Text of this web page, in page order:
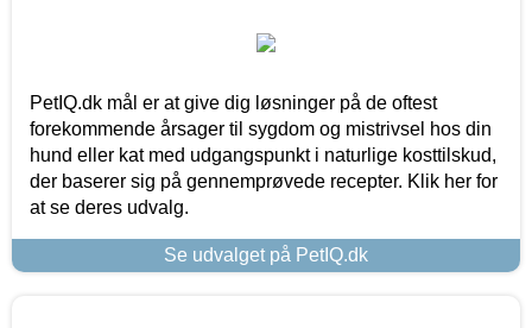
PetIQ.dk mål er at give dig løsninger på de oftest
forekommende årsager til sygdom og mistrivsel hos din
hund eller kat med udgangspunkt i naturlige kosttilskud,
der baserer sig på gennemprøvede recepter. Klik her for
at se deres udvalg.
Se udvalget på PetIQ.dk